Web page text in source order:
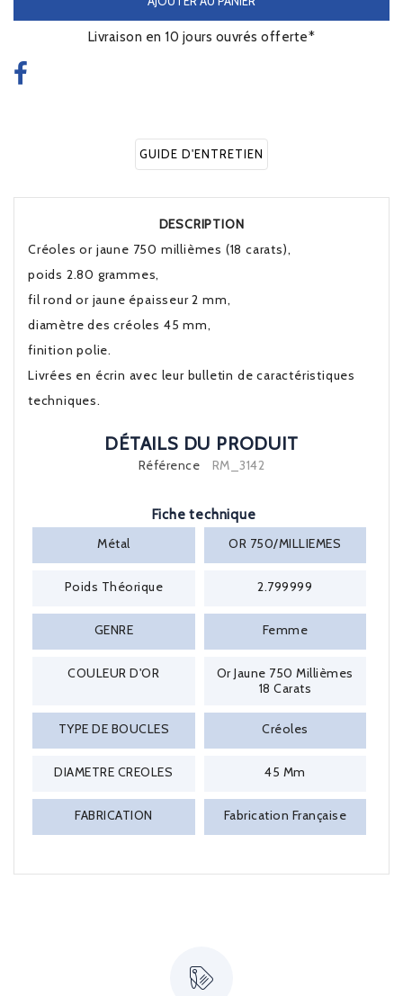
Livraison en 10 jours ouvrés offerte*
GUIDE D'ENTRETIEN
DESCRIPTION
Créoles or jaune 750 millièmes (18 carats),
poids 2.80 grammes,
fil rond or jaune épaisseur 2 mm,
diamètre des créoles 45 mm,
finition polie.
Livrées en écrin avec leur bulletin de caractéristiques
techniques.
DÉTAILS DU PRODUIT
Référence RM_3142
Fiche technique
Métal
OR 750/MILLIEMES
Poids Théorique 2.799999
GENRE Femme
COULEUR D'OR
Or Jaune 750 Millièmes
18 Carats
TYPE DE BOUCLES Créoles
DIAMETRE CREOLES 45 Mm
FABRICATION Fabrication Française